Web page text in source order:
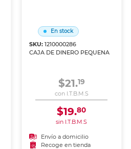
En stock
SKU: 1210000286
CAJA DE DINERO PEQUENA
$21.19
con I.T.B.M.S
$19.80
sin I.T.B.M.S
Envío a domicilio
Recoge en tienda